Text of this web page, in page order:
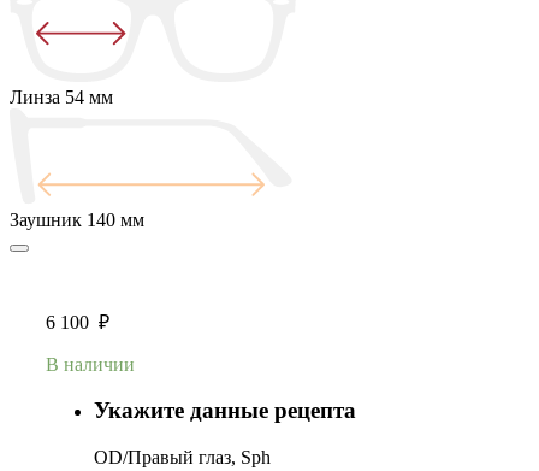
Линза 54 мм
Заушник 140 мм
6 100 ₽
В наличии
Укажите данные рецепта
OD/Правый глаз, Sph